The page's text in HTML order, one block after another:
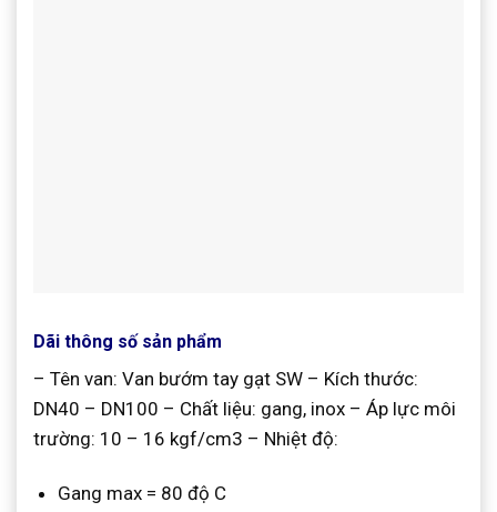
Dãi thông số sản phẩm
– Tên van: Van bướm tay gạt SW – Kích thước:
DN40 – DN100 – Chất liệu: gang, inox – Áp lực môi
trường: 10 – 16 kgf/cm3 – Nhiệt độ:
Gang max = 80 độ C